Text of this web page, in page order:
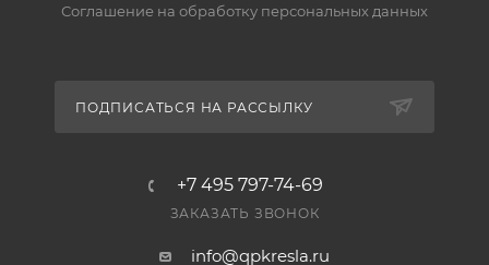
Соглашение на обработку персональных данных
ПОДПИСАТЬСЯ НА РАССЫЛКУ
+7 495 797-74-69
ЗАКАЗАТЬ ЗВОНОК
info@qpkresla.ru